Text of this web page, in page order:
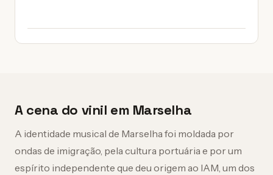
A cena do vinil em Marselha
A identidade musical de Marselha foi moldada por
ondas de imigração, pela cultura portuária e por um
espírito independente que deu origem ao IAM, um dos